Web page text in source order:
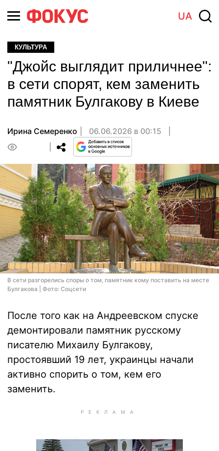
UA
КУЛЬТУРА
"Джойс выглядит приличнее":
в сети спорят, кем заменить
памятник Булгакову в Киеве
Ирина Семеренко
06.06.2026 в 00:15
В сети разгорелись споры о том, памятник кому поставить на месте
Булгакова | Фото: Соцсети
После того как на Андреевском спуске
демонтировали памятник русскому
писателю Михаилу Булгакову,
простоявший 19 лет, украинцы начали
активно спорить о том, кем его
заменить.